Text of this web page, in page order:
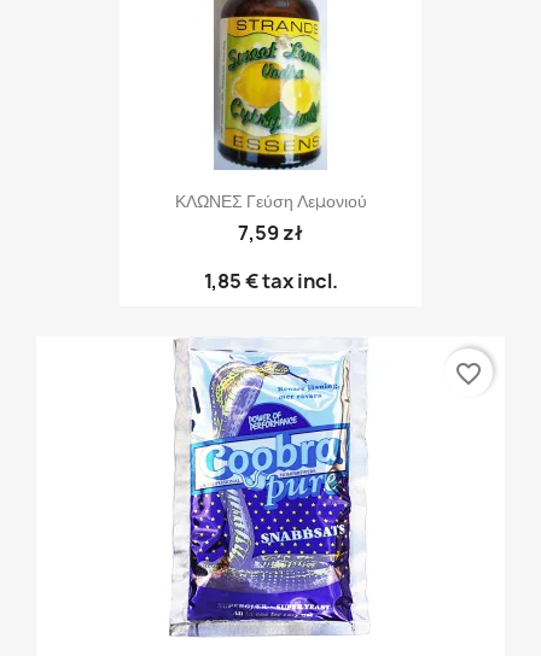
ΚΛΩΝΕΣ Γεύση Λεμονιού
7,59 zł
1,85 €tax incl.
favorite_border